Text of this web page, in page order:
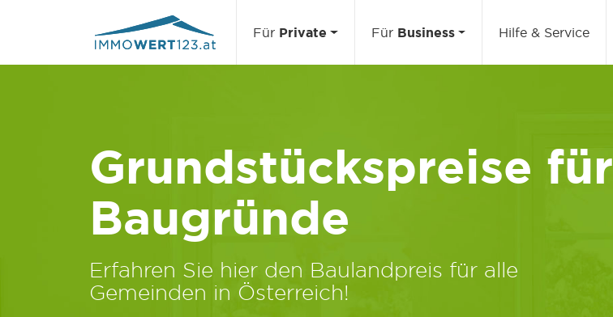
Für Private Für Business Hilfe & Service
Grundstückspreise für
Baugründe
Erfahren Sie hier den Baulandpreis für alle
Gemeinden in Österreich!